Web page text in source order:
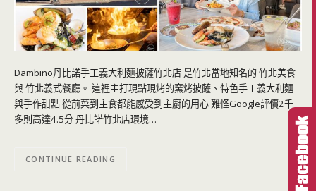
Dambino丹比諾手工義大利麵披薩竹北店 是竹北當地知名的 竹北美食
與 竹北義式餐廳。 這裡主打現點現烤的窯烤披薩、特色手工義大利麵
與手作甜點 從前菜到主食都能感受到主廚的用心 難怪Google評價2千
多則高達4.5分 丹比諾竹北店環境…
CONTINUE READING